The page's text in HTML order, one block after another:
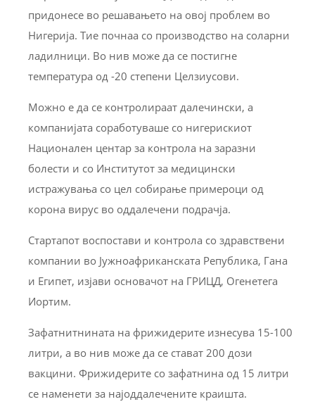
придонесе во решавањето на овој проблем во
Нигерија. Тие почнаа со производство на соларни
ладилници. Во нив може да се постигне
температура од -20 степени Целзиусови.
Можно е да се контролираат далечински, а
компанијата соработуваше со нигерискиот
Национален центар за контрола на заразни
болести и со Институтот за медицински
истражувања со цел собирање примероци од
корона вирус во оддалечени подрачја.
Стартапот воспостави и контрола со здравствени
компании во Јужноафриканската Република, Гана
и Египет, изјави основачот на ГРИЦД, Огенетега
Иортим.
Зафатнитнината на фрижидерите изнесува 15-100
литри, а во нив може да се стават 200 дози
вакцини. Фрижидерите со зафатнина од 15 литри
се наменети за најоддалечените краишта.